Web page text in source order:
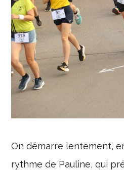
On démarre lentement,
rythme de Pauline, qui